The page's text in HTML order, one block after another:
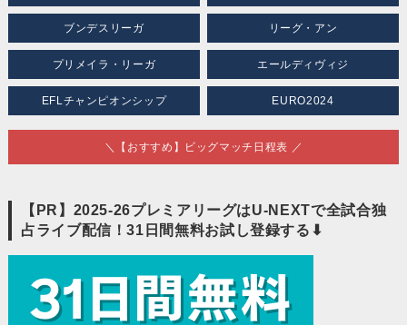
ブンデスリーガ リーグ・アン
プリメイラ・リーガ エールディヴィジ
EFLチャンピオンシップ EURO2024
＼【おすすめ】ビッグマッチ日程表 ／
【PR】2025-26プレミアリーグはU-NEXTで全試合独
占ライブ配信！31日間無料お試し登録する⬇︎